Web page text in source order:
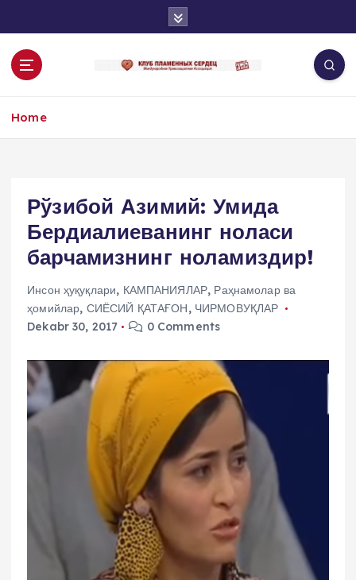
o
Home
Рўзибой Азимий: Умида
Бердиалиеванинг ноласи
барчамизнинг ноламиздир!
Инсон ҳуқуқлари, КАМПАНИЯЛАР, Раҳнамолар ва
ҳомийлар, СИЁСИЙ ҚАТАҒОН, ЧИРМОВУҚЛАР
Dekabr 30, 2017
0 Comments